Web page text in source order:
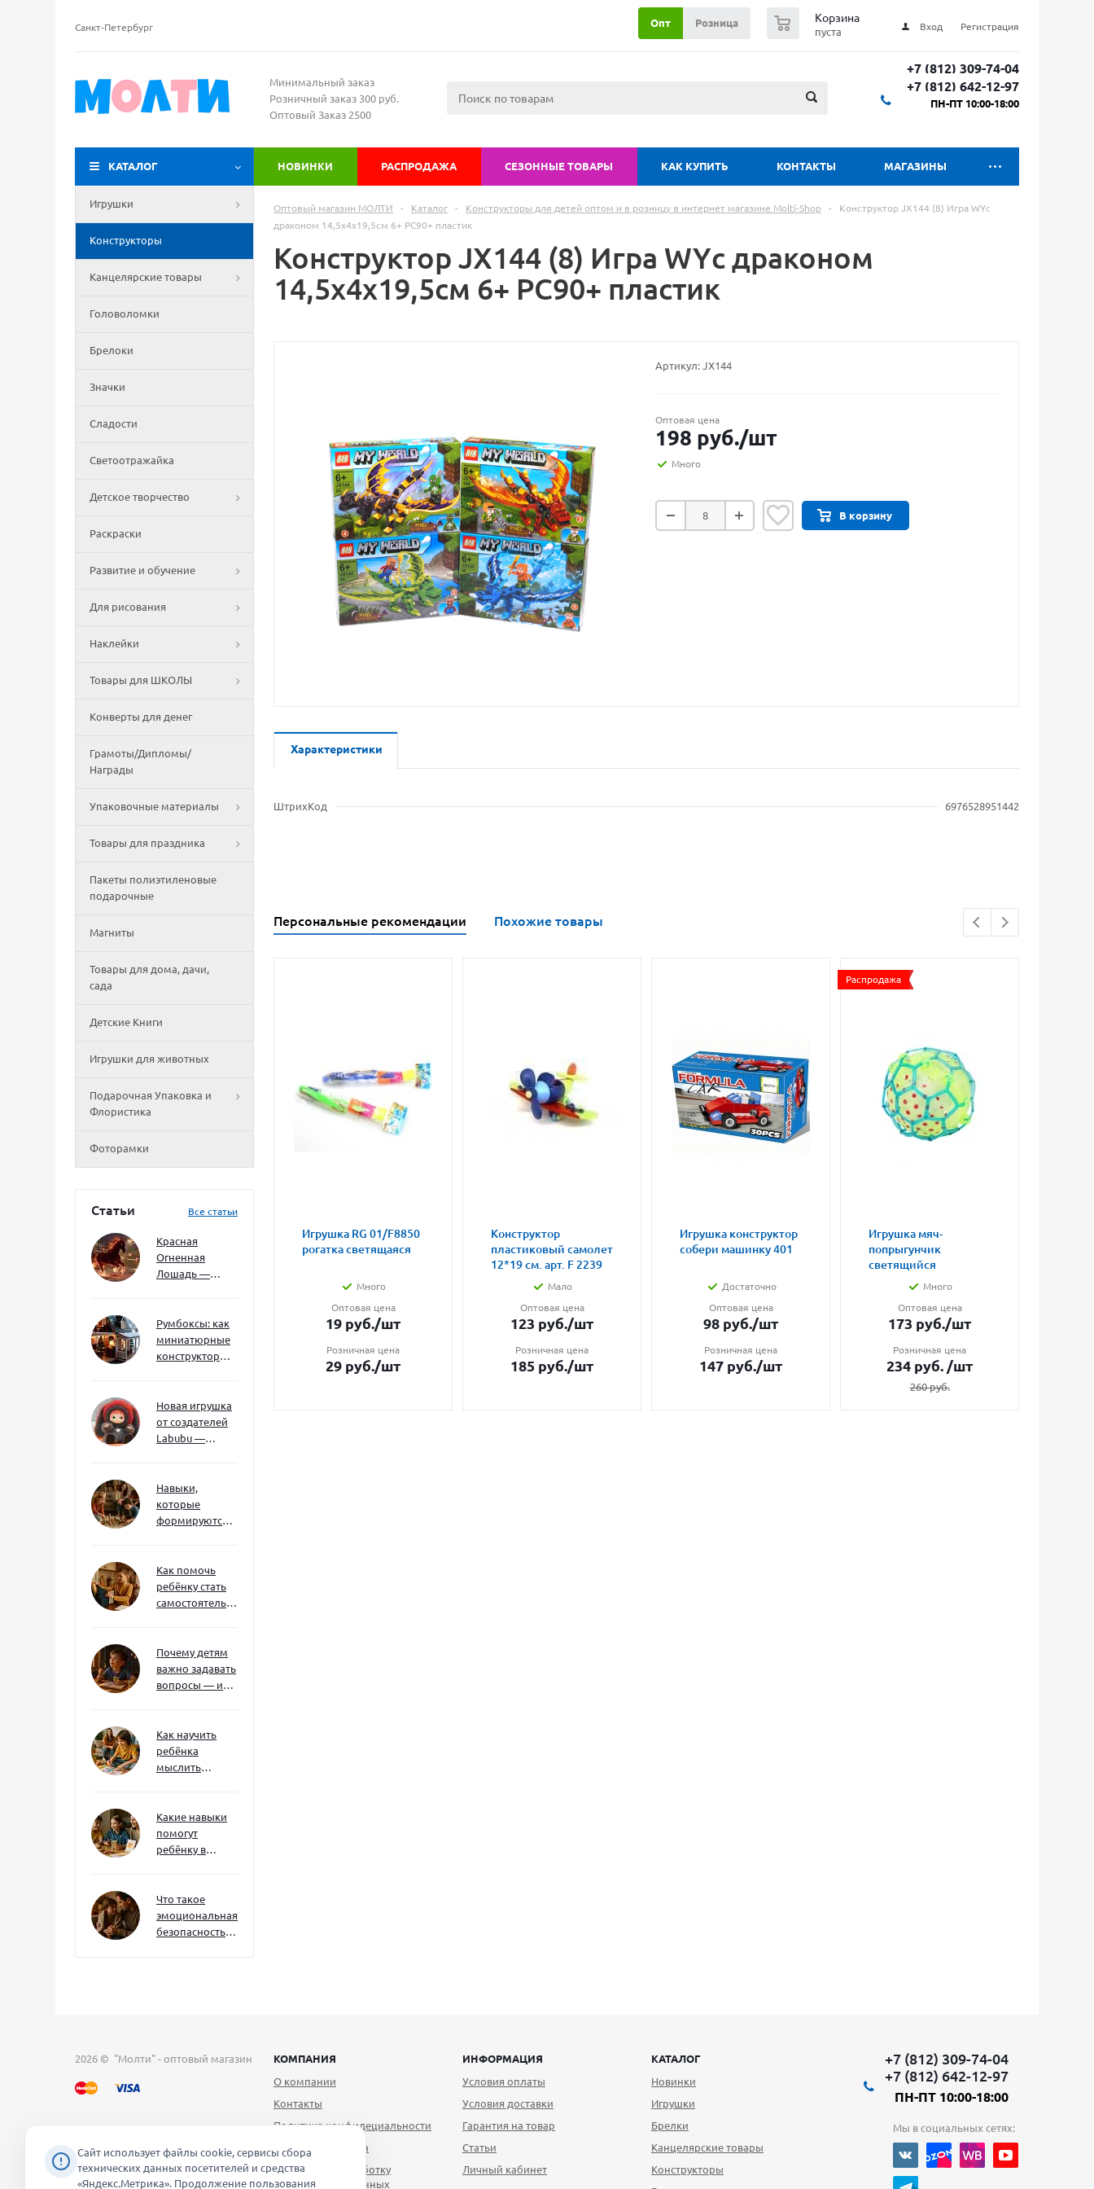
Санкт-Петербург Вход Регистрация
Корзина
пуста
Опт Розница
Минимальный заказ
Розничный заказ 300 руб.
Оптовый Заказ 2500
+7 (812) 309-74-04
+7 (812) 642-12-97
ПН-ПТ 10:00-18:00
КАТАЛОГ НОВИНКИ РАСПРОДАЖА СЕЗОННЫЕ ТОВАРЫ КАК КУПИТЬ КОНТАКТЫ МАГАЗИНЫ
Игрушки
Конструкторы
Канцелярские товары
Головоломки
Брелоки
Значки
Сладости
Светоотражайка
Детское творчество
Раскраски
Развитие и обучение
Для рисования
Наклейки
Товары для ШКОЛЫ
Конверты для денег
Грамоты/Дипломы/
Награды
Упаковочные материалы
Товары для праздника
Пакеты полиэтиленовые
подарочные
Магниты
Товары для дома, дачи,
сада
Детские Книги
Игрушки для животных
Подарочная Упаковка и
Флористика
Фоторамки
Статьи Все статьи
Красная
Огненная
Лошадь —
ждать и как
подготовиться
Румбоксы: как
миниатюрные
конструкторы
мышление и
внимание к
деталям
Новая игрушка
от создателей
Labubu —
Навыки,
которые
формируются
ребёнка
успешным
Как помочь
ребёнку стать
самостоятельным
Почему детям
важно задавать
вопросы — и
Как научить
ребёнка
мыслить
сложностей
Какие навыки
помогут
ребёнку в
их уже сейчас
Что такое
эмоциональная
безопасность
Оптовый магазин МОЛТИ - Каталог - Конструкторы для детей оптом и в розницу в интернет магазине Molti-Shop -
Конструктор JX144 (8) Игра WYс
драконом 14,5х4х19,5см 6+ РС90+ пластик
Конструктор JX144 (8) Игра WYс драконом
14,5х4х19,5см 6+ РС90+ пластик
Артикул: JX144
Оптовая цена
198 руб./шт
Много
В корзину
Характеристики
ШтрихКод 6976528951442
Персональные рекомендации Похожие товары
Игрушка RG 01/F8850
рогатка светящаяся
Много
Оптовая цена
19 руб./шт
Розничная цена
29 руб./шт
Конструктор
пластиковый самолет
12*19 см. арт. F 2239
Мало
Оптовая цена
123 руб./шт
Розничная цена
185 руб./шт
Игрушка конструктор
собери машинку 401
Достаточно
Оптовая цена
98 руб./шт
Розничная цена
147 руб./шт
Распродажа
Игрушка мяч-
попрыгунчик
светящийся
Много
Оптовая цена
173 руб./шт
Розничная цена
234 руб. /шт
260руб.
2026 © "Молти" - оптовый магазин
КОМПАНИЯ
О компании
Контакты
Политика конфидециальности
Публичная оферта
Согласие на обработку
персональных данных
ИНФОРМАЦИЯ
Условия оплаты
Условия доставки
Гарантия на товар
Статьи
Личный кабинет
КАТАЛОГ
Новинки
Игрушки
Брелки
Канцелярские товары
Конструкторы
+7 (812) 309-74-04
+7 (812) 642-12-97
ПН-ПТ 10:00-18:00
Мы в социальных сетях:
Сайт использует файлы cookie, сервисы сбора
технических данных посетителей и средства
«Яндекс.Метрика». Продолжение пользования